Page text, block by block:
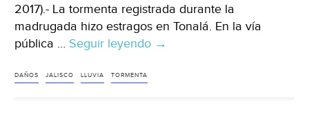
2017).- La tormenta registrada durante la
madrugada hizo estragos en Tonalá. En la vía
pública … Seguir leyendo Pega
→
DAÑOS JALISCO LLUVIA TORMENTA